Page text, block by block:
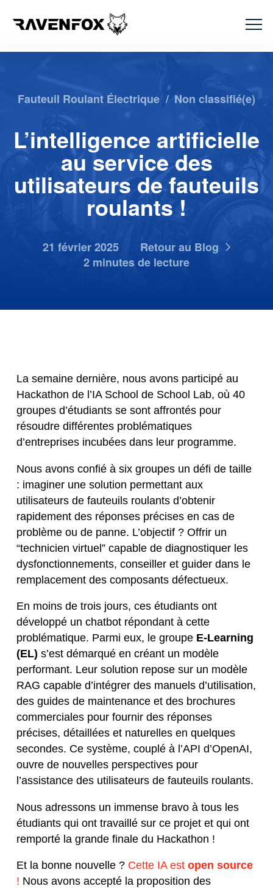
Fauteuil Roulant Électrique / Non classifié(e)
L’intelligence artificielle
au service des
utilisateurs de fauteuils
roulants !
21 février 2025
Retour au Blog
2 minutes de lecture
La semaine dernière, nous avons participé au
Hackathon de l’IA School de School Lab, où 40
groupes d’étudiants se sont affrontés pour
résoudre différentes problématiques
d’entreprises incubées dans leur programme.
Nous avons confié à six groupes un défi de taille
: imaginer une solution permettant aux
utilisateurs de fauteuils roulants d’obtenir
rapidement des réponses précises en cas de
problème ou de panne. L’objectif ? Offrir un
“technicien virtuel” capable de diagnostiquer les
dysfonctionnements, conseiller et guider dans le
remplacement des composants défectueux.
En moins de trois jours, ces étudiants ont
développé un chatbot répondant à cette
problématique. Parmi eux, le groupe E-Learning
(EL) s’est démarqué en créant un modèle
performant. Leur solution repose sur un modèle
RAG capable d’intégrer des manuels d’utilisation,
des guides de maintenance et des brochures
commerciales pour fournir des réponses
précises, détaillées et naturelles en quelques
secondes. Ce système, couplé à l’API d’OpenAI,
ouvre de nouvelles perspectives pour
l’assistance des utilisateurs de fauteuils roulants.
Nous adressons un immense bravo à tous les
étudiants qui ont travaillé sur ce projet et qui ont
remporté la grande finale du Hackathon !
Et la bonne nouvelle ? Cette IA est open source
! Nous avons accepté la proposition des